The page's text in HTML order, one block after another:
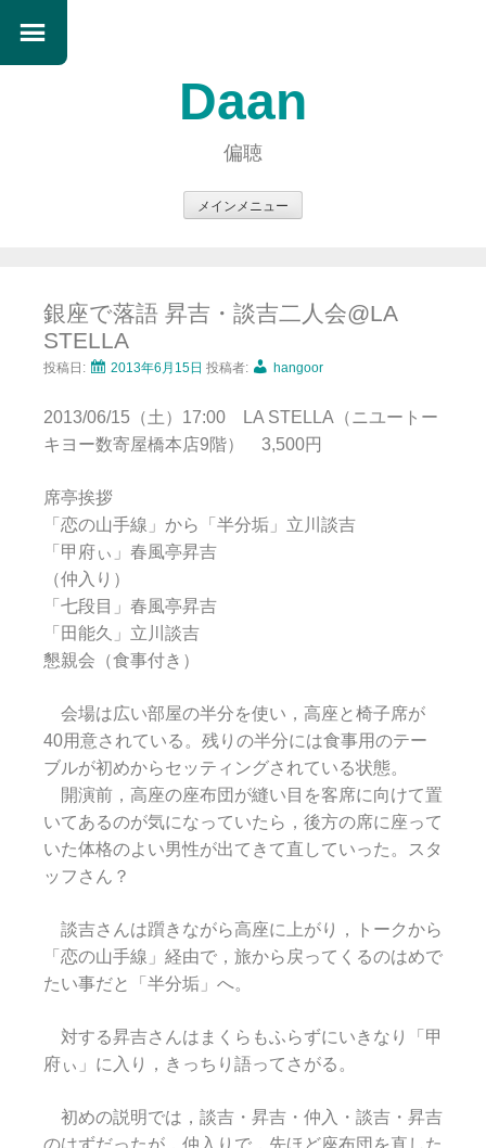
Daan
偏聴
メインメニュー
ン
ツ
へ
キ
ッ
銀座で落語 昇吉・談吉二人会@LA
STELLA
投稿日: 2013年6月15日 投稿者: hangoor
2013/06/15（土）17:00 LA STELLA（ニユートー
キヨー数寄屋橋本店9階） 3,500円
席亭挨拶
「恋の山手線」から「半分垢」立川談吉
「甲府ぃ」春風亭昇吉
（仲入り）
「七段目」春風亭昇吉
「田能久」立川談吉
懇親会（食事付き）
会場は広い部屋の半分を使い，高座と椅子席が
40用意されている。残りの半分には食事用のテー
ブルが初めからセッティングされている状態。
開演前，高座の座布団が縫い目を客席に向けて置
いてあるのが気になっていたら，後方の席に座って
いた体格のよい男性が出てきて直していった。スタ
ッフさん？
談吉さんは躓きながら高座に上がり，トークから
「恋の山手線」経由で，旅から戻ってくるのはめで
たい事だと「半分垢」へ。
対する昇吉さんはまくらもふらずにいきなり「甲
府ぃ」に入り，きっちり語ってさがる。
初めの説明では，談吉・昇吉・仲入・談吉・昇吉